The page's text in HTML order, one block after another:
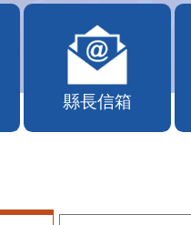
縣長信箱